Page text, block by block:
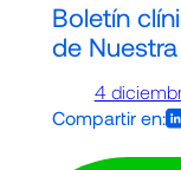
Boletín
de
4
Compartir en: